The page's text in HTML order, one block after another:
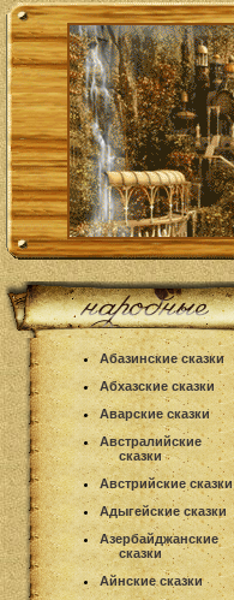
Абазинские сказки
Абхазские сказки
Аварские сказки
Австралийские
сказки
Австрийские сказки
Адыгейские сказки
Азербайджанские
сказки
Айнские сказки